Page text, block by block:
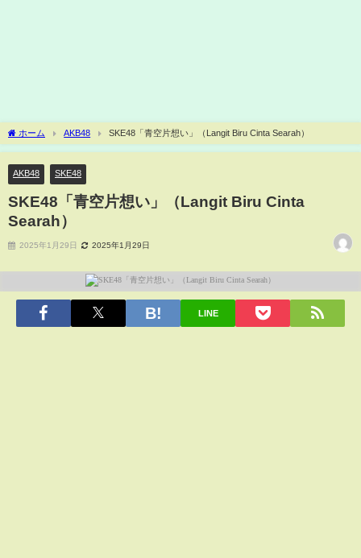
ホーム AKB48 SKE48「青空片想い」（Langit Biru Cinta Searah）
AKB48 SKE48
SKE48「青空片想い」（Langit Biru Cinta
Searah）
2025年1月29日 2025年1月29日
LINE